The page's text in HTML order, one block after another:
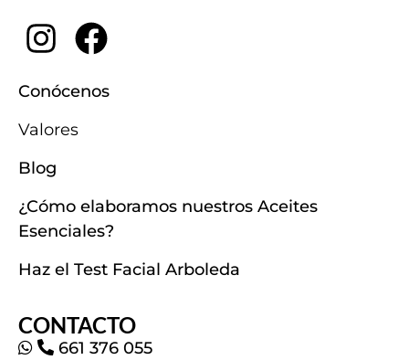
Conócenos
Valores
Blog
¿Cómo elaboramos nuestros Aceites
Esenciales?
Haz el Test Facial Arboleda
CONTACTO
661 376 055